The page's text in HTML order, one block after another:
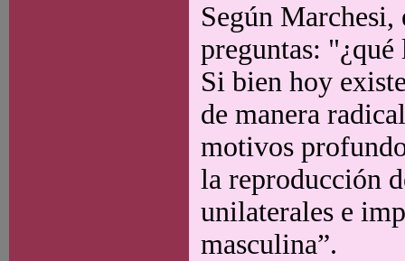
Según Marchesi,
preguntas:
Si bien hoy
de manera
motivos
la reproducción
unilaterales e
masculina”.